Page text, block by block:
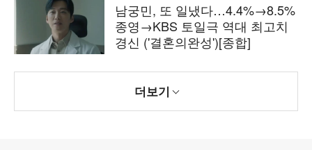
남궁민, 또 일냈다…4.4%→8.5%
종영→KBS 토일극 역대 최고치
경신 ('결혼의완성')[종합]
더보기